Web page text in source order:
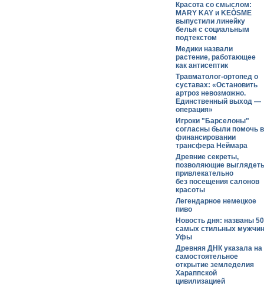
Красота со смыслом:
MARY KAY и KEÒSME
выпустили линейку
белья с социальным
подтекстом
Медики назвали
растение, работающее
как антисептик
Травматолог-ортопед о
суставах: «Остановить
артроз невозможно.
Единственный выход —
операция»
Игроки "Барселоны"
согласны были помочь в
финансировании
трансфера Неймара
Древние секреты,
позволяющие выглядеть
привлекательно
без посещения салонов
красоты
Легендарное немецкое
пиво
Новость дня: названы 50
самых стильных мужчин
Уфы
Древняя ДНК указала на
самостоятельное
открытие земледелия
Хараппской
цивилизацией